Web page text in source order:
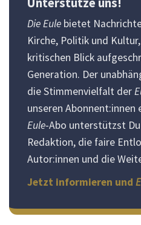
Die Eule bietet
Kirche, Politik und
kritischen Blick
Generation. Der
die Stimmenvielfalt der
unseren
Eule-Abo unterstützst
Redaktion, die faire
Autor:innen und die
Jetzt informieren und